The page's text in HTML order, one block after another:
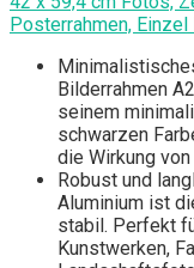
Posterrahmen,
Bilderrahmen
seinem
schwarzen
die Wirkung
Robust und
Aluminium ist
stabil. Perfekt
Kunstwerken,